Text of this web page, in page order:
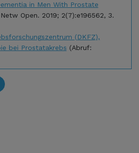
in Men With Prostate
Open. 2019; 2(7):e196562, 3.
(DKFZ),
bei Prostatakrebs (Abruf: